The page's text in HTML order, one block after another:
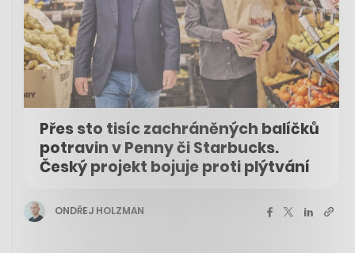
Přes sto tisíc zachráněných balíčků
potravin v Penny či Starbucks.
Český projekt bojuje proti plýtvání
ONDŘEJ HOLZMAN